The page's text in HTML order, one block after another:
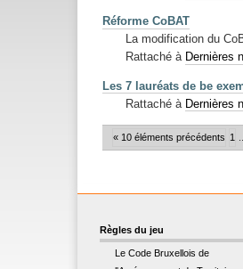
Réforme CoBAT
La modification du
Rattaché à Dernières
Les 7 lauréats de be
Rattaché à Dernières
« 10 éléments précédents 1
Règles du jeu
Le Code Bruxellois de